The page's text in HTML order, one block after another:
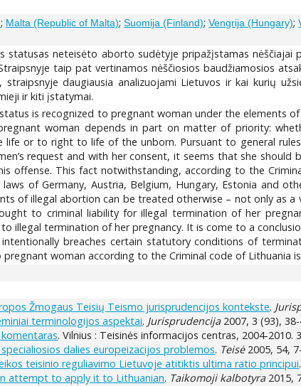
; Malta (Republic of Malta);Suomija (Finland);Vengrija (Hungary);
statusas neteisėto aborto sudėtyje pripažįstamas
taip pat vertinamos nėščiosios baudžiamosios
daugiausia analizuojami Lietuvos ir kai kurių
ir kiti įstatymai.
is recognized to pregnant woman under the elements
woman depends in part on matter of priority:
or to right to life of the unborn. Pursuant to general
request and with her consent, it seems that she
offense. This fact notwithstanding, according to the
of Germany, Austria, Belgium, Hungary, Estonia and
of illegal abortion can be treated otherwise – not only as a
to criminal liability for illegal termination of her
illegal termination of her pregnancy. It is come to a
breaches certain statutory conditions of
woman according to the Criminal code of Lithuania
Žmogaus Teisių Teismo jurisprudencijos kontekste.
terminologijos aspektai. Jurisprudencija2007, 3 (93), 38-
. Vilnius : Teisinės informacijos centras, 2004-2010.
dalies europeizacijos problemos. Teisė2005, 54,
teisinio reguliavimo Lietuvoje atitiktis ultima ratio principui.
attempt to apply it to Lithuanian. Taikomoji kalbotyra2015,